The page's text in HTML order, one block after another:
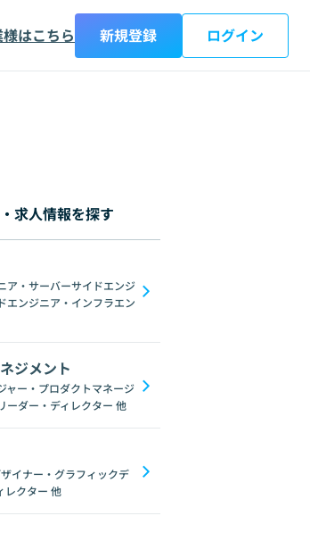
はこちら 新規登録 ログイン
県 富山県 石川県
ChatGPT Gemini
求人情報を探す
ア・サーバーサイドエンジ
エンジニア・インフラエン
ジメント
ャー・プロダクトマネージ
ーダー・ディレクター 他
イナー・グラフィックデ
レクター 他